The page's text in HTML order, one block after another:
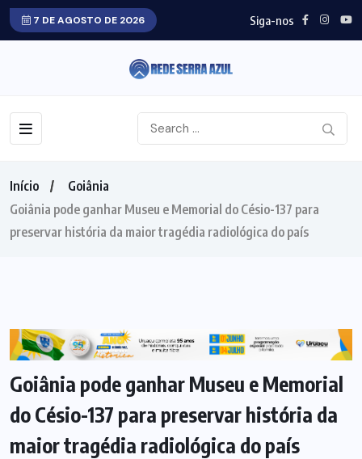
7 DE AGOSTO DE 2026 Siga-nos
Início
Goiânia
Goiânia pode ganhar Museu e Memorial do Césio-137 para
preservar história da maior tragédia radiológica do país
GOIÂNIA
Goiânia pode ganhar Museu e Memorial
do Césio-137 para preservar história da
maior tragédia radiológica do país